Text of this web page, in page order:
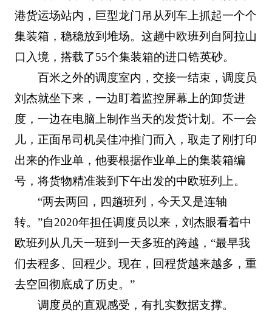
港货运场站内，巨型龙门吊从列车上抓起一个个
集装箱，稳稳放到堆场。这趟中欧班列自阿拉山
口入境，搭载了55个集装箱的进口锆英砂。
百米之外的调度室内，交接一结束，调度员
刘杰就坐下来，一边盯着监控屏幕上的卸货进
度，一边在电脑上制作当天的发货计划。不一会
儿，正面吊司机吴佳冲推门而入，取走了刚打印
出来的作业单，他要根据作业单上的集装箱编
号，将货物精准装到下午出发的中欧班列上。
“两去两回，四趟班列，今天又是连轴
转。”自2020年担任调度员以来，刘杰眼看着中
欧班列从几天一班到一天多班的跨越，“最早我
们去程多、回程少。现在，回程货越来越多，重
去空回彻底成了历史。”
调度员的直观感受，有扎实数据支撑。